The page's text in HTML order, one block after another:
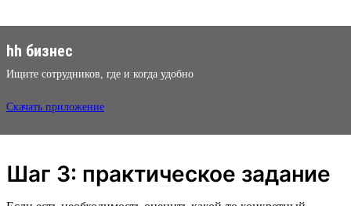
hh бизнес
Ищите сотрудников, где и когда удобно
Скачать приложение
Шаг 3: практическое задание